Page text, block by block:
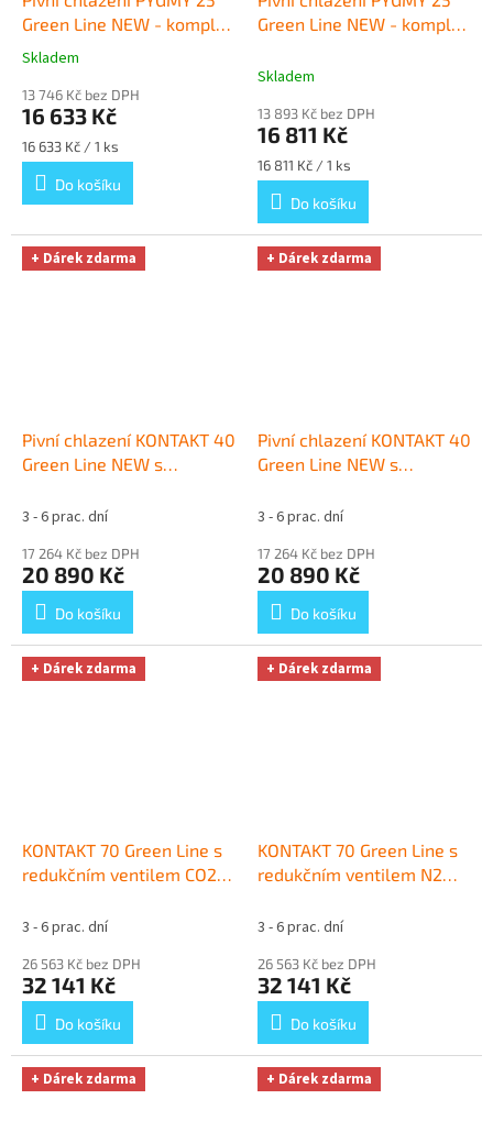
Green Line NEW - komplet
bombička PLOCHÝ
Průměrné
produktu
je
5,0
z
hvězdiček.
Skladem
13 746 Kč bez DPH
16 633 Kč
Měrná
cena:
16 633 Kč / 1 ks
Do košíku
Green Line NEW - komplet
zdarma
Skladem
13 893 Kč bez DPH
16 811 Kč
Měrná
cena:
16 811 Kč / 1 ks
Do košíku
+ Dárek zdarma
Pivní chlazení KONTAKT 40
Green Line NEW s
bez naražečů
3 - 6 prac. dní
17 264 Kč bez DPH
20 890 Kč
Do košíku
+ Dárek zdarma
Pivní chlazení KONTAKT 40
Green Line NEW s
bez naražečů
3 - 6 prac. dní
17 264 Kč bez DPH
20 890 Kč
Do košíku
+ Dárek zdarma
KONTAKT 70 Green Line s
redukčním ventilem CO2
zdarma
3 - 6 prac. dní
26 563 Kč bez DPH
32 141 Kč
Do košíku
+ Dárek zdarma
KONTAKT 70 Green Line s
redukčním ventilem N2
zdarma
3 - 6 prac. dní
26 563 Kč bez DPH
32 141 Kč
Do košíku
+ Dárek zdarma + Dárek zdarma